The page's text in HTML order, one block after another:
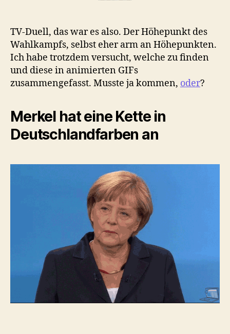
TV-Duell, das war es also. Der Höhepunkt des
Wahlkampfs, selbst eher arm an Höhepunkten.
Ich habe trotzdem versucht, welche zu finden
und diese in animierten GIFs
zusammengefasst. Musste ja kommen, oder?
Merkel hat eine Kette in
Deutschlandfarben an